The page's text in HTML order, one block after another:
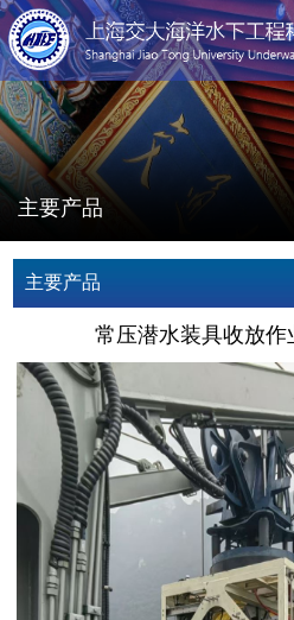
主要产品
主要产品
常压潜水装具收放